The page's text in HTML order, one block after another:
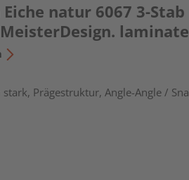
natur 6067 3-Stab
laminate
Prägestruktur, Angle-Angle /